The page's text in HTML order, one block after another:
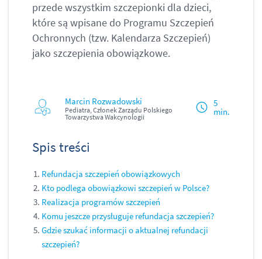
Marcin Rozwadowski
Pediatra, Członek Zarządu Polskiego
Towarzystwa Wakcynologii
5
min.
przede wszystkim szczepionki dla dzieci,
które są wpisane do Programu Szczepień
Ochronnych (tzw. Kalendarza Szczepień)
jako szczepienia obowiązkowe.
Spis treści
Refundacja szczepień obowiązkowych
Kto podlega obowiązkowi szczepień w Polsce?
Realizacja programów szczepień
Komu jeszcze przysługuje refundacja szczepień?
Gdzie szukać informacji o aktualnej refundacji
szczepień?